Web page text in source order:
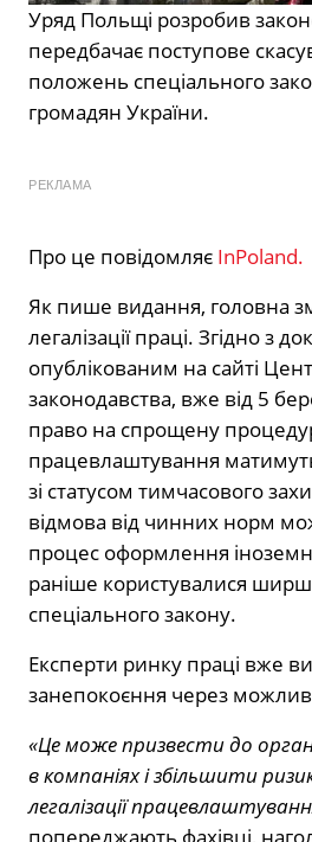
Уряд Польщі розробив
передбачає поступове
положень спеціального
громадян України.
РЕКЛАМА
Про це повідомляє InPoland.
Як пише видання, головна
легалізації праці. Згідно з
опублікованим на сайті
законодавства, вже від 5
право на спрощену
працевлаштування
зі статусом тимчасового
відмова від чинних норм
процес оформлення
раніше користувалися
спеціального закону.
Експерти ринку праці вже
занепокоєння через
«Це може призвести до
в компаніях і збільшити
легалізації